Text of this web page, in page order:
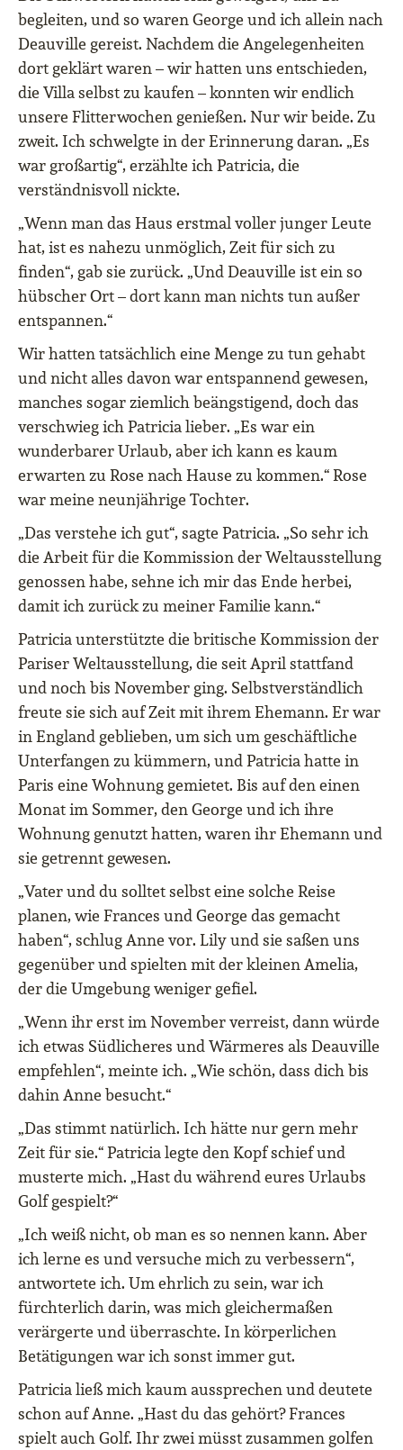
begleiten, und so waren George und ich allein nach
Deauville gereist. Nachdem die Angelegenheiten
dort geklärt waren – wir hatten uns entschieden,
die Villa selbst zu kaufen – konnten wir endlich
unsere Flitterwochen genießen. Nur wir beide. Zu
zweit. Ich schwelgte in der Erinnerung daran. „Es
war großartig“, erzählte ich Patricia, die
verständnisvoll nickte.
„Wenn man das Haus erstmal voller junger Leute
hat, ist es nahezu unmöglich, Zeit für sich zu
finden“, gab sie zurück. „Und Deauville ist ein so
hübscher Ort – dort kann man nichts tun außer
entspannen.“
Wir hatten tatsächlich eine Menge zu tun gehabt
und nicht alles davon war entspannend gewesen,
manches sogar ziemlich beängstigend, doch das
verschwieg ich Patricia lieber. „Es war ein
wunderbarer Urlaub, aber ich kann es kaum
erwarten zu Rose nach Hause zu kommen.“ Rose
war meine neunjährige Tochter.
„Das verstehe ich gut“, sagte Patricia. „So sehr ich
die Arbeit für die Kommission der Weltausstellung
genossen habe, sehne ich mir das Ende herbei,
damit ich zurück zu meiner Familie kann.“
Patricia unterstützte die britische Kommission der
Pariser Weltausstellung, die seit April stattfand
und noch bis November ging. Selbstverständlich
freute sie sich auf Zeit mit ihrem Ehemann. Er war
in England geblieben, um sich um geschäftliche
Unterfangen zu kümmern, und Patricia hatte in
Paris eine Wohnung gemietet. Bis auf den einen
Monat im Sommer, den George und ich ihre
Wohnung genutzt hatten, waren ihr Ehemann und
sie getrennt gewesen.
„Vater und du solltet selbst eine solche Reise
planen, wie Frances und George das gemacht
haben“, schlug Anne vor. Lily und sie saßen uns
gegenüber und spielten mit der kleinen Amelia,
der die Umgebung weniger gefiel.
„Wenn ihr erst im November verreist, dann würde
ich etwas Südlicheres und Wärmeres als Deauville
empfehlen“, meinte ich. „Wie schön, dass dich bis
dahin Anne besucht.“
„Das stimmt natürlich. Ich hätte nur gern mehr
Zeit für sie.“ Patricia legte den Kopf schief und
musterte mich. „Hast du während eures Urlaubs
Golf gespielt?“
„Ich weiß nicht, ob man es so nennen kann. Aber
ich lerne es und versuche mich zu verbessern“,
antwortete ich. Um ehrlich zu sein, war ich
fürchterlich darin, was mich gleichermaßen
verärgerte und überraschte. In körperlichen
Betätigungen war ich sonst immer gut.
Patricia ließ mich kaum aussprechen und deutete
schon auf Anne. „Hast du das gehört? Frances
spielt auch Golf. Ihr zwei müsst zusammen golfen